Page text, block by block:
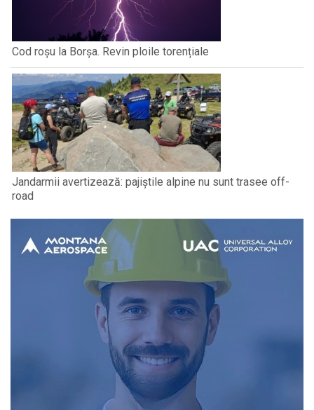
Cod roșu la Borșa. Revin ploile torențiale
Jandarmii avertizează: pajiștile alpine nu sunt trasee off-
road